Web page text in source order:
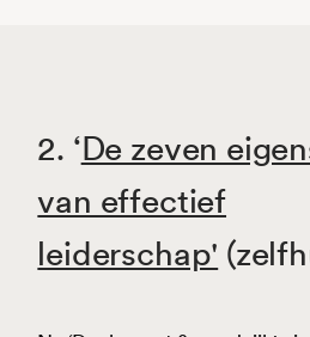
2. ‘De zeven
van effectief
leiderschap'